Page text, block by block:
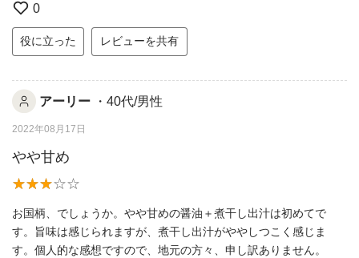
0
役に立った レビューを共有
アーリー ・40代/男性
2022年08月17日
やや甘め
お国柄、でしょうか。やや甘めの醤油＋煮干し出汁は初めてで
す。旨味は感じられますが、煮干し出汁がややしつこく感じま
す。個人的な感想ですので、地元の方々、申し訳ありません。